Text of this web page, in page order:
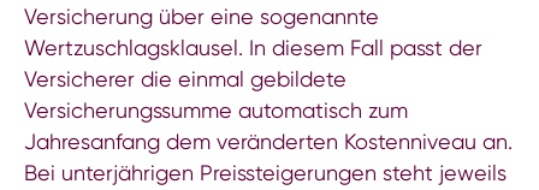
Versicherung über eine sogenannte
Wertzuschlagsklausel. In diesem Fall passt der
Versicherer die einmal gebildete
Versicherungssumme automatisch zum
Jahresanfang dem veränderten Kostenniveau an.
Bei unterjährigen Preissteigerungen steht jeweils